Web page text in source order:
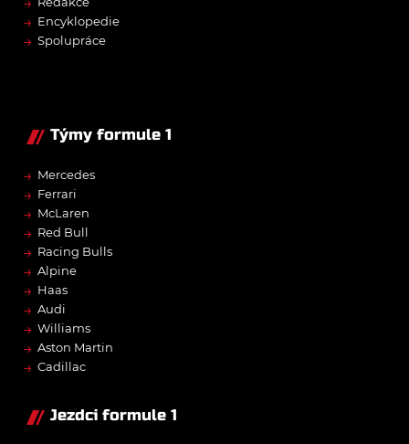
→ Encyklopedie
→ Spolupráce
Týmy formule 1
→ Mercedes
→ Ferrari
→ McLaren
→ Red Bull
→ Racing Bulls
→ Alpine
→ Haas
→ Audi
→ Williams
→ Aston Martin
→ Cadillac
Jezdci formule 1